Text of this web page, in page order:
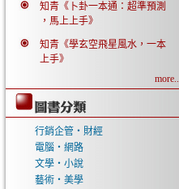
知青《卜卦一本通：超準預測
，馬上上手》
知青《學玄空飛星風水，一本
上手》
more..
行銷企管‧財經
電腦‧網路
文學‧小說
藝術‧美學